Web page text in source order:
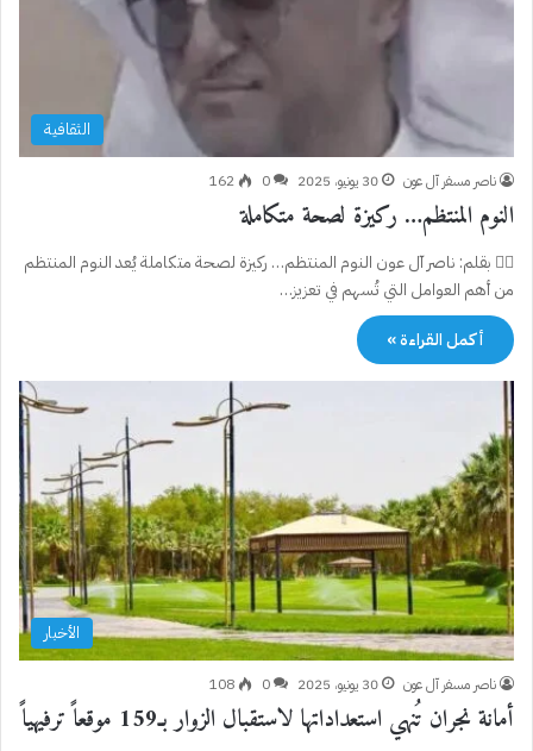
الثقافية
ناصر مسفر آل عون 30 يونيو، 2025 0
162
النوم المنتظم… ركيزة لصحة متكاملة
✍🏻 بقلم: ناصر آل عون النوم المنتظم… ركيزة لصحة متكاملة يُعد النوم المنتظم
من أهم العوامل التي تُسهم في تعزيز…
أكمل القراءة »
الأخبار
ناصر مسفر آل عون 30 يونيو، 2025 0
108
أمانة نجران تُنهي استعداداتها لاستقبال الزوار بـ159 موقعاً ترفيهياً